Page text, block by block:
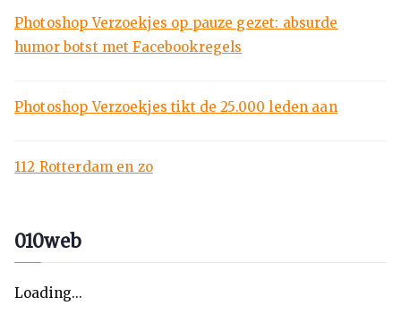
Photoshop Verzoekjes op pauze gezet: absurde
humor botst met Facebookregels
Photoshop Verzoekjes tikt de 25.000 leden aan
112 Rotterdam en zo
010web
Loading...